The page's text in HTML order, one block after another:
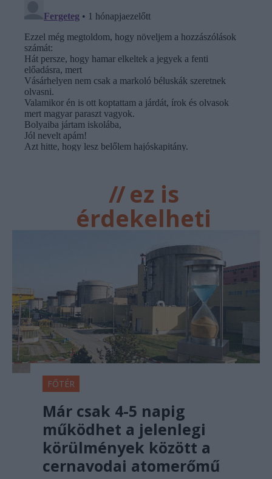
//ez is
érdekelheti
FŐTÉR
Már csak 4-5 napig
működhet a jelenlegi
körülmények között a
cernavodai atomerőmű